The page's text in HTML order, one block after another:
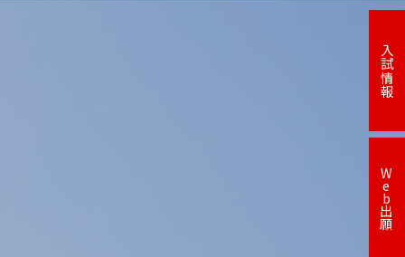
入試情報
W
e
b
出
願